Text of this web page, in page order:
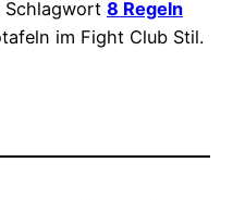
Schlagwort 8 Regeln
im Fight Club Stil.